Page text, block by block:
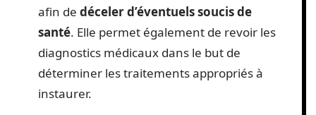
afin de déceler d’éventuels soucis de
santé. Elle permet également de revoir les
diagnostics médicaux dans le but de
déterminer les traitements appropriés à
instaurer.